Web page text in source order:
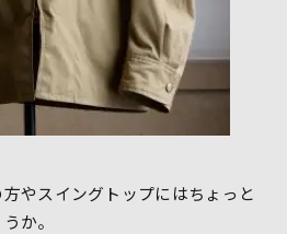
やスイングトップにはちょっと
か。